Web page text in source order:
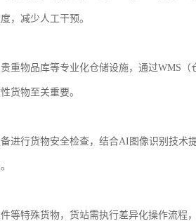
，减少人工干预。
重物品库等专业化仓储设施，通过WMS
货物至关重要。
进行货物安全检查，结合AI图像识别技术
等特殊货物，货站需执行差异化操作流程